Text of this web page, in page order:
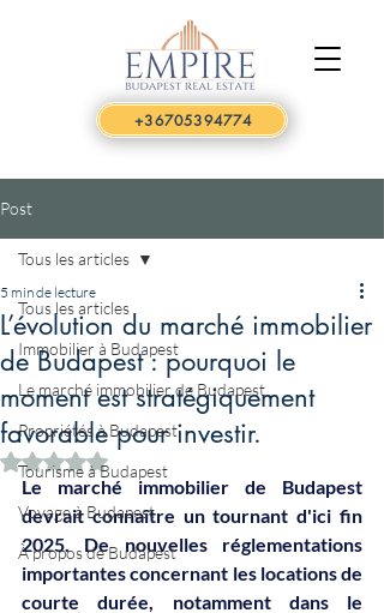
+36705394774
Post
Tous les articles
Immobilier à Budapest
Le marché immobilier de Budapest
Propriétés à Budapest
Tourisme à Budapest
Voyage à Budapest
À propos de Budapest
Tous les articles
L’évolution du marché immobilier
de Budapest : pourquoi le
moment est stratégiquement
favorable pour investir.
5 min de lecture
Noté NaN étoiles sur 5.
Le marché immobilier de Budapest
devrait connaître un tournant d'ici fin
2025. De nouvelles réglementations
importantes concernant les locations de
courte durée, notamment dans le